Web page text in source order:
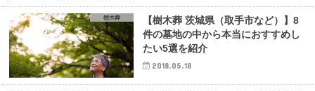
樹木葬
【樹木葬 茨城県（取手市など）】8
件の墓地の中から本当におすすめし
たい5選を紹介
2018.05.18